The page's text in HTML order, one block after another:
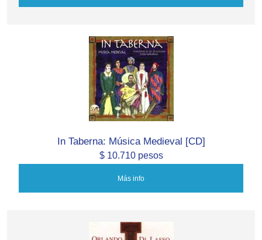
In Taberna: Música Medieval [CD]
$ 10.710 pesos
Más info